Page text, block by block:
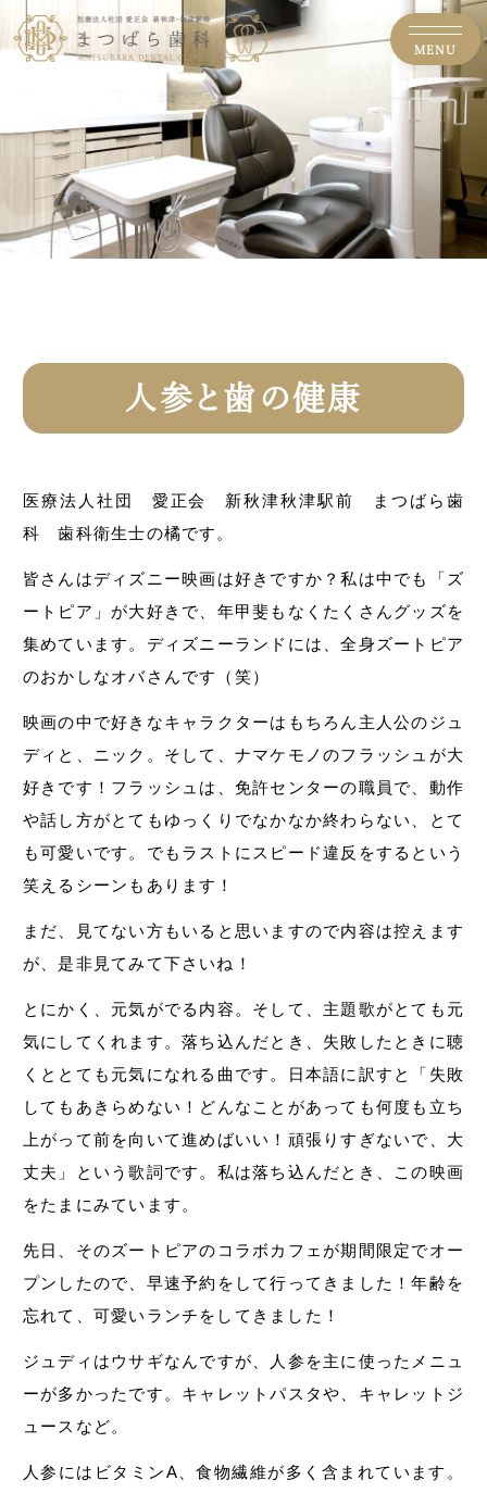
人参と歯の健康
医療法人社団 愛正会 新秋津秋津駅前 まつばら歯
科 歯科衛生士の橘です。
皆さんはディズニー映画は好きですか？私は中でも「ズ
ートピア」が大好きで、年甲斐もなくたくさんグッズを
集めています。ディズニーランドには、全身ズートピア
のおかしなオバさんです（笑）
映画の中で好きなキャラクターはもちろん主人公のジュ
ディと、ニック。そして、ナマケモノのフラッシュが大
好きです！フラッシュは、免許センターの職員で、動作
や話し方がとてもゆっくりでなかなか終わらない、とて
も可愛いです。でもラストにスピード違反をするという
笑えるシーンもあります！
まだ、見てない方もいると思いますので内容は控えます
が、是非見てみて下さいね！
とにかく、元気がでる内容。そして、主題歌がとても元
気にしてくれます。落ち込んだとき、失敗したときに聴
くととても元気になれる曲です。日本語に訳すと「失敗
してもあきらめない！どんなことがあっても何度も立ち
上がって前を向いて進めばいい！頑張りすぎないで、大
丈夫」という歌詞です。私は落ち込んだとき、この映画
をたまにみています。
先日、そのズートピアのコラボカフェが期間限定でオー
プンしたので、早速予約をして行ってきました！年齢を
忘れて、可愛いランチをしてきました！
ジュディはウサギなんですが、人参を主に使ったメニュ
ーが多かったです。キャレットパスタや、キャレットジ
ュースなど。
人参にはビタミンA、食物繊維が多く含まれています。
MENU